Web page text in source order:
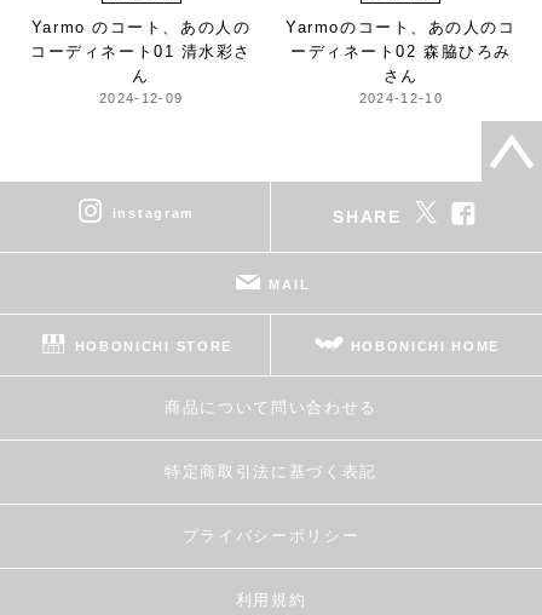
Yarmo のコート、 あの人の
コーディネート01 清水彩さ
ん
2024-12-09
Yarmoのコート、 あの人のコ
ーディネート02 森脇ひろみ
さん
2024-12-10
instagram SHARE
MAIL
HOBONICHI STORE HOBONICHI HOME
商品について問い合わせる
特定商取引法に基づく表記
プライバシーポリシー
利用規約